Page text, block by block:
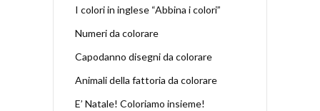
I colori in inglese “Abbina i colori”
Numeri da colorare
Capodanno disegni da colorare
Animali della fattoria da colorare
E’ Natale! Coloriamo insieme!